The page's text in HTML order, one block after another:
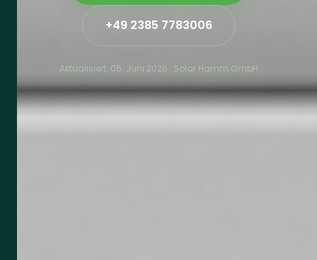
+49 2385 7783006
Aktualisiert: 05. Juni 2026 · Solar Hamm GmbH